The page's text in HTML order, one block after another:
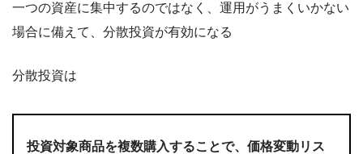
一つの資産に集中するのではなく、運用がうまくいかない
場合に備えて、分散投資が有効になる
分散投資は
投資対象商品を複数購入することで、価格変動リス